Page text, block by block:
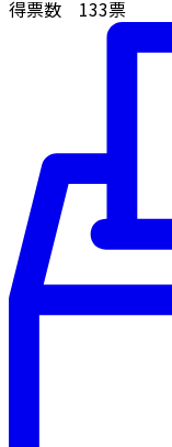
得票数 133票